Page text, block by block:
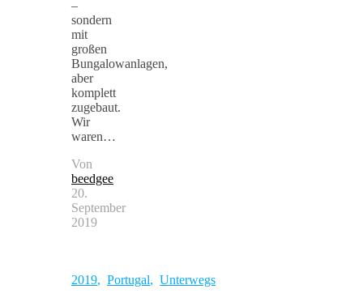
–
sondern
mit
großen
Bungalowanlagen,
aber
komplett
zugebaut.
Wir
waren…
Von
beedgee
20.
September
2019
2019, Portugal, Unterwegs